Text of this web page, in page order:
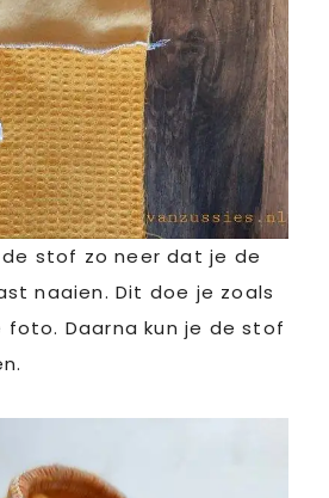
stof zo neer dat je de
naaien. Dit doe je zoals
foto. Daarna kun je de stof